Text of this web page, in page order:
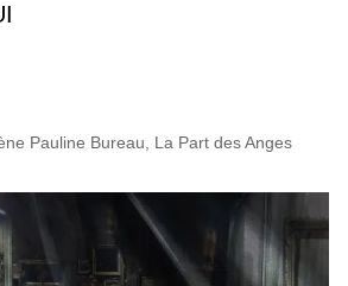
Pauline Bureau, La Part des Anges